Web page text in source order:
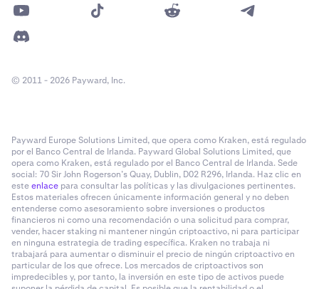
© 2011 - 2026 Payward, Inc.
Payward Europe Solutions Limited, que opera como Kraken, está regulado
por el Banco Central de Irlanda. Payward Global Solutions Limited, que
opera como Kraken, está regulado por el Banco Central de Irlanda. Sede
social: 70 Sir John Rogerson’s Quay, Dublin, D02 R296, Irlanda. Haz clic en
esteenlace para consultar las políticas y las divulgaciones pertinentes.
Estos materiales ofrecen únicamente información general y no deben
entenderse como asesoramiento sobre inversiones o productos
financieros ni como una recomendación o una solicitud para comprar,
vender, hacer staking ni mantener ningún criptoactivo, ni para participar
en ninguna estrategia de trading específica. Kraken no trabaja ni
trabajará para aumentar o disminuir el precio de ningún criptoactivo en
particular de los que ofrece. Los mercados de criptoactivos son
impredecibles y, por tanto, la inversión en este tipo de activos puede